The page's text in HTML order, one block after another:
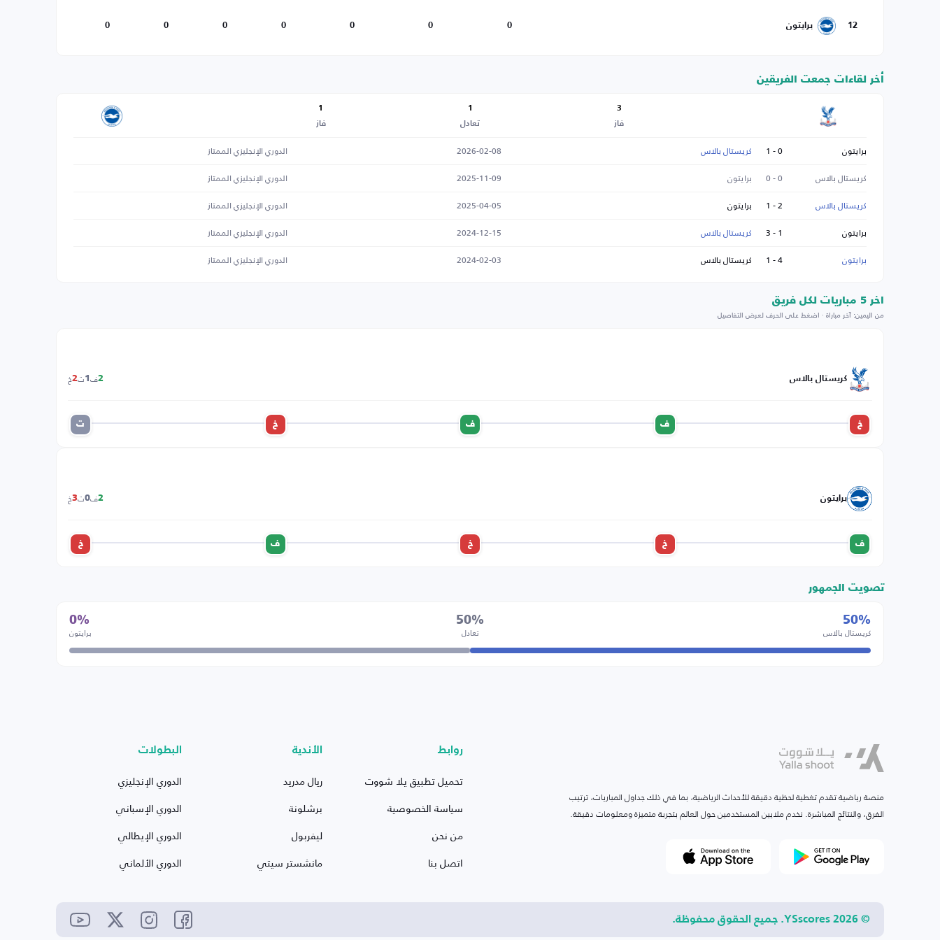
12 برايتون 0
0
0
0
0
0
0
أخر لقاءات جمعت الفريقين
3
فاز
1
تعادل
1
فاز
برايتون 0 - 1 كريستال بالاس 2026-02-08
الدوري الإنجليزي الممتاز
كريستال بالاس
0 - 0 برايتون 2025-11-09
الدوري الإنجليزي الممتاز
كريستال بالاس
2 - 1 برايتون 2025-04-05
الدوري الإنجليزي الممتاز
برايتون
1 - 3 كريستال بالاس 2024-12-15
الدوري الإنجليزي الممتاز
برايتون
4 - 1 كريستال بالاس 2024-02-03 الدوري الإنجليزي الممتاز
اخر 5 مباريات لكل فريق
من اليمين: آخر مباراة · اضغط على الحرف لعرض التفاصيل
كريستال بالاس 2ف 1ت2خ
خ ف ف خ ت
برايتون 2ف0ت3خ
ف خ خ ف خ
تصويت الجمهور
50%
كريستال بالاس
50%
تعادل
0%
برايتون
منصة رياضية تقدم تغطية لحظية دقيقة للأحداث الرياضية، بما في ذلك جداول المباريات، ترتيب
الفرق، والنتائج المباشرة. نخدم ملايين المستخدمين حول العالم بتجربة متميزة ومعلومات دقيقة.
روابط
تحميل تطبيق يلا شووت
سياسة الخصوصية
من نحن
اتصل بنا
الأندية
ريال مدريد
برشلونة
ليفربول
مانشستر سيتي
البطولات
الدوري الإنجليزي
الدوري الإسباني
الدوري الإيطالي
الدوري الألماني
© 2026 YSscores. جميع الحقوق محفوظة.